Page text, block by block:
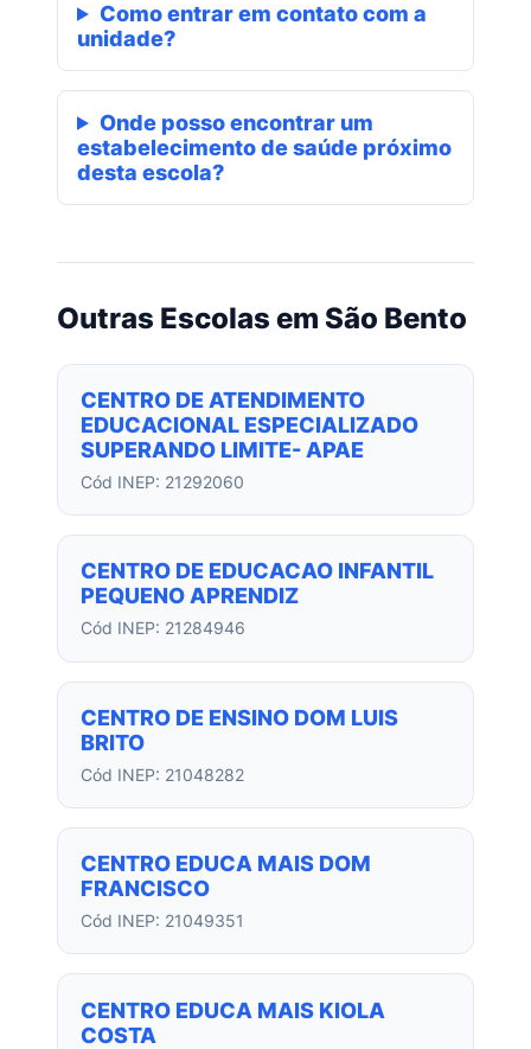
Como entrar em contato com a
unidade?
Onde posso encontrar um
estabelecimento de saúde próximo
desta escola?
Outras Escolas em São Bento
CENTRO DE ATENDIMENTO
EDUCACIONAL ESPECIALIZADO
SUPERANDO LIMITE- APAE
Cód INEP: 21292060
CENTRO DE EDUCACAO INFANTIL
PEQUENO APRENDIZ
Cód INEP: 21284946
CENTRO DE ENSINO DOM LUIS
BRITO
Cód INEP: 21048282
CENTRO EDUCA MAIS DOM
FRANCISCO
Cód INEP: 21049351
CENTRO EDUCA MAIS KIOLA
COSTA